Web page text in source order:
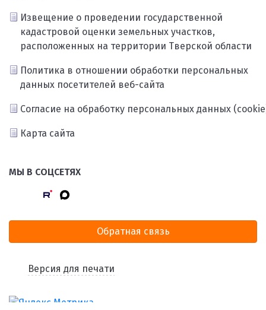
Извещение о проведении государственной
кадастровой оценки земельных участков,
расположенных на территории Тверской области
Политика в отношении обработки персональных
данных посетителей веб-сайта
Согласие на обработку персональных данных
Карта сайта
МЫ В СОЦСЕТЯХ
Обратная связь
Версия для печати